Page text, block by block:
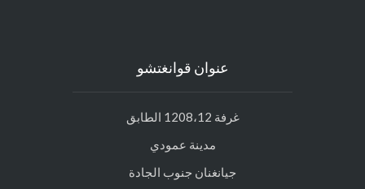
عنوان قوانغتشو
مدينة عمودي
جيانغنان جنوب الجادة